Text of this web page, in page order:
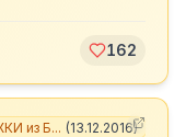
162
из Б... (13.12.2016)